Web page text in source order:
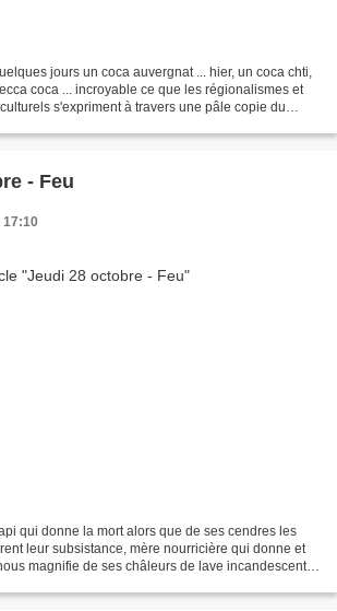
jours un coca auvergnat ... hier, un coca chti,
coca ... incroyable ce que les régionalismes et
s'expriment à travers une pâle copie du
- Feu
17:10
qui donne la mort alors que de ses cendres les
leur subsistance, mère nourricière qui donne et
magnifie de ses châleurs de lave incandescente